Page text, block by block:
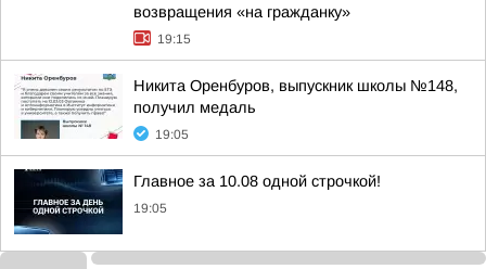
возвращения «на гражданку»
19:15
Никита Оренбуров, выпускник школы №148,
получил медаль
19:05
Главное за 10.08 одной строчкой!
19:05